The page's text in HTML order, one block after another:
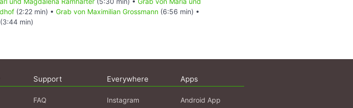
(2:22 min) • Grab von Maximilian Grossmann (6:56 min) •
(3:44 min)
Support
FAQ
Everywhere
Instagram
Apps
Android App